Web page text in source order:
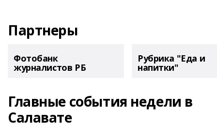
Партнеры
Фотобанк
журналистов РБ
Рубрика "Еда и
напитки"
Главные события недели в
Салавате